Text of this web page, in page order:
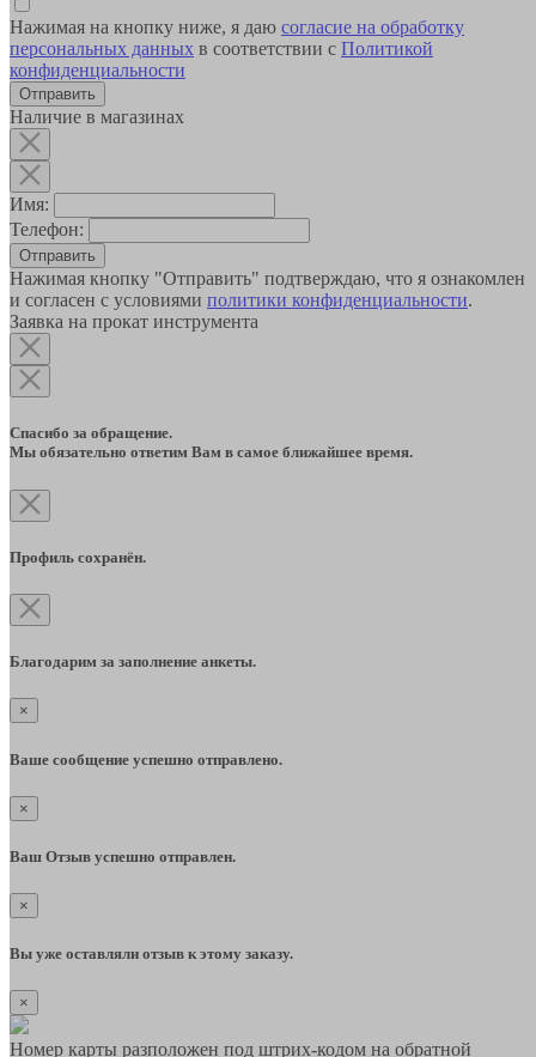
Нажимая на кнопку ниже, я даю согласие на обработку
персональных данных в соответствии с Политикой
конфиденциальности
Наличие в магазинах
Имя:
Телефон:
Отправить
Нажимая кнопку "Отправить" подтверждаю, что я ознакомлен
и согласен с условиями политики конфиденциальности.
Заявка на прокат инструмента
Спасибо за обращение.
Мы обязательно ответим Вам в самое ближайшее время.
Профиль сохранён.
Благодарим за заполнение анкеты.
×
Ваше сообщение успешно отправлено.
×
Ваш Отзыв успешно отправлен.
×
Вы уже оставляли отзыв к этому заказу.
×
Номер карты разположен под штрих-кодом на обратной